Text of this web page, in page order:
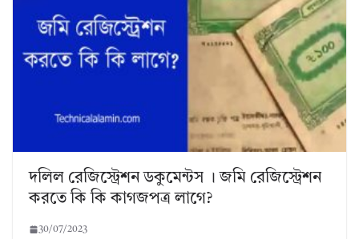
দলিল রেজিস্ট্রেশন ডকুমেন্টস । জমি রেজিস্ট্রেশন
করতে কি কি কাগজপত্র লাগে?
30/07/2023